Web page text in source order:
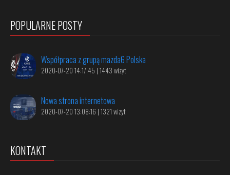
POPULARNE POSTY
Współpraca z grupą mazda6 Polska
2020-07-20 14:17:45 | 1443 wizyt
Nowa strona internetowa
2020-07-20 13:08:16 | 1321 wizyt
KONTAKT